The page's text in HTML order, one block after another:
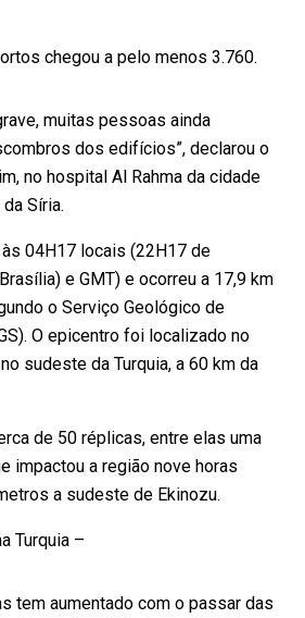
chegou a pelo menos 3.760.
muitas pessoas ainda
dos edifícios”, declarou o
no hospital Al Rahma da cidade
Síria.
04H17 locais (22H17 de
e GMT) e ocorreu a 17,9 km
o Serviço Geológico de
O epicentro foi localizado no
sudeste da Turquia, a 60 km da
de 50 réplicas, entre elas uma
impactou a região nove horas
a sudeste de Ekinozu.
Turquia –
tem aumentado com o passar das